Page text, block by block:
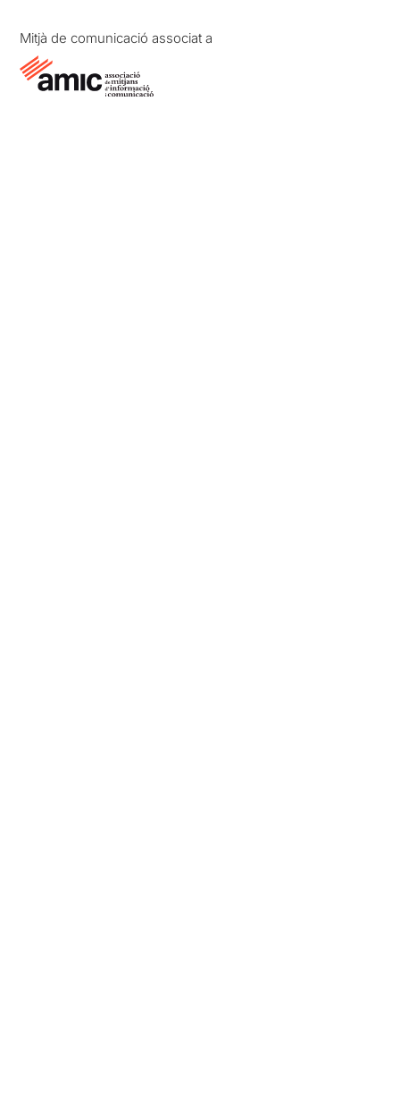
Mitjà de comunicació associat a